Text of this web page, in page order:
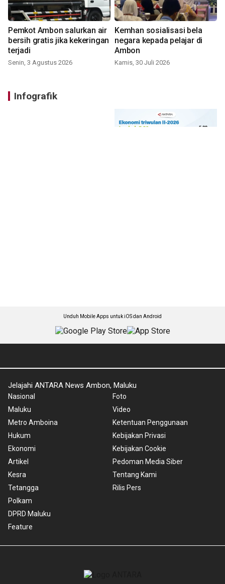
Pemkot Ambon salurkan air
bersih gratis jika kekeringan
terjadi
Senin, 3 Agustus 2026
Kemhan sosialisasi bela
negara kepada pelajar di
Ambon
Kamis, 30 Juli 2026
Infografik
Unduh Mobile Apps untuk iOS dan Android
Jelajahi ANTARA News Ambon, Maluku
Nasional
Maluku
Metro Amboina
Hukum
Ekonomi
Artikel
Kesra
Tetangga
Polkam
DPRD Maluku
Feature
Foto
Video
Ketentuan Penggunaan
Kebijakan Privasi
Kebijakan Cookie
Pedoman Media Siber
Tentang Kami
Rilis Pers